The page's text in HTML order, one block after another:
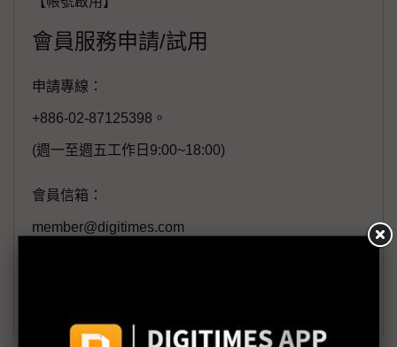
會員服務申請/試用
申請專線：
+886-02-87125398。
(週一至週五工作日9:00~18:00)
會員信箱：
member@digitimes.com